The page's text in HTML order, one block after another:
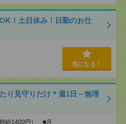
！土日休み！日勤のお仕
気になる！
り見守りだけ＊週1日～無理
給1400円） ■月